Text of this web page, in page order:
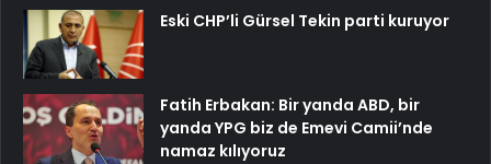
Eski CHP’li Gürsel Tekin parti kuruyor
Fatih Erbakan: Bir yanda ABD, bir
yanda YPG biz de Emevi Camii’nde
namaz kılıyoruz